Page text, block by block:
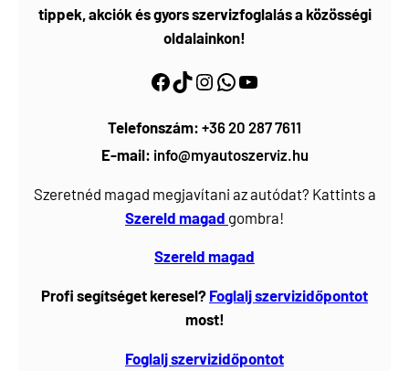
tippek, akciók és gyors szervizfoglalás a közösségi
oldalainkon!
Facebook https://www.tiktok.com/@myautoszerviz.hu https://www.instagram.com/myautoszerviz.hu/ wa.me/36202877611 YouTube
Telefonszám: +36 20 287 7611
E-mail: info@myautoszerviz.hu
Szeretnéd magad megjavítani az autódat? Kattints a
Szereld magad gombra!
Szereld magad
Profi segítséget keresel? Foglaljszervizidőpontot
most!
Foglalj szervizidőpontot